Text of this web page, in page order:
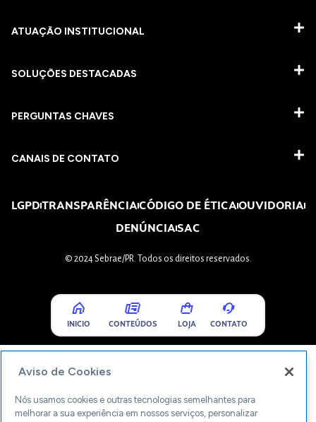
ATUAÇÃO INSTITUCIONAL
SOLUÇÕES DESTACADAS
PERGUNTAS CHAVES​
CANAIS DE CONTATO
LGPDTRANSPARÊNCIACÓDIGO DE ÉTICAOUVIDORIA
DENÚNCIASAC
© 2024 Sebrae/PR. Todos os direitos reservados.
INICIO CONTEÚDOS LOJA CONTATO
Aviso de Cookies
Nós usamos cookies e outras tecnologias semelhantes para
melhorar a sua experiência em nossos serviços, personalizar